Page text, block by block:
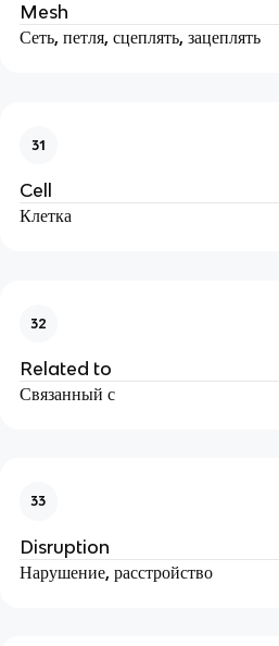
Mesh
Сеть, петля, сцеплять, зацеплять
31
Cell
Клетка
32
Related to
Связанный с
33
Disruption
Нарушение, расстройство